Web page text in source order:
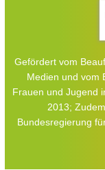
Gefördert vom
Medien und vom
Frauen und Jugend
2013;
Bundesregierung